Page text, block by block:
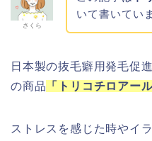
さくら
いて書いてい
日本製の抜毛癖用発毛促
の商品 「トリコチロアール
ストレスを感じた時やイ